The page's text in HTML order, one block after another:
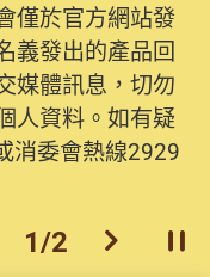
僅於官方網站發
義發出的產品回
媒體訊息，切勿
人資料。如有疑
消委會熱線2929
上一個
1/2 下一個開